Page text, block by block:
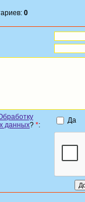
0
данных? *:
Да